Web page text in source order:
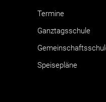
Termine
Ganztagsschule
Speisepläne